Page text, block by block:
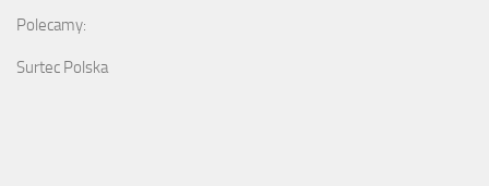
Polecamy:
Surtec Polska